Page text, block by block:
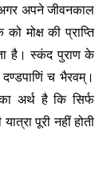
अगर अपने जीवनकाल
मोक्ष की प्राप्ति
है। स्कंद पुराण के
च भैरवम्।
अर्थ है कि सिर्फ
पूरी नहीं होती